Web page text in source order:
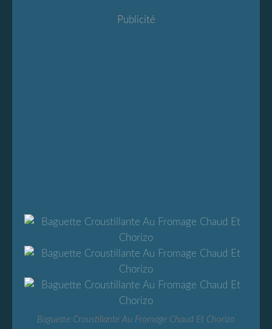
Publicité
Baguette Croustillante Au Fromage Chaud Et Chorizo